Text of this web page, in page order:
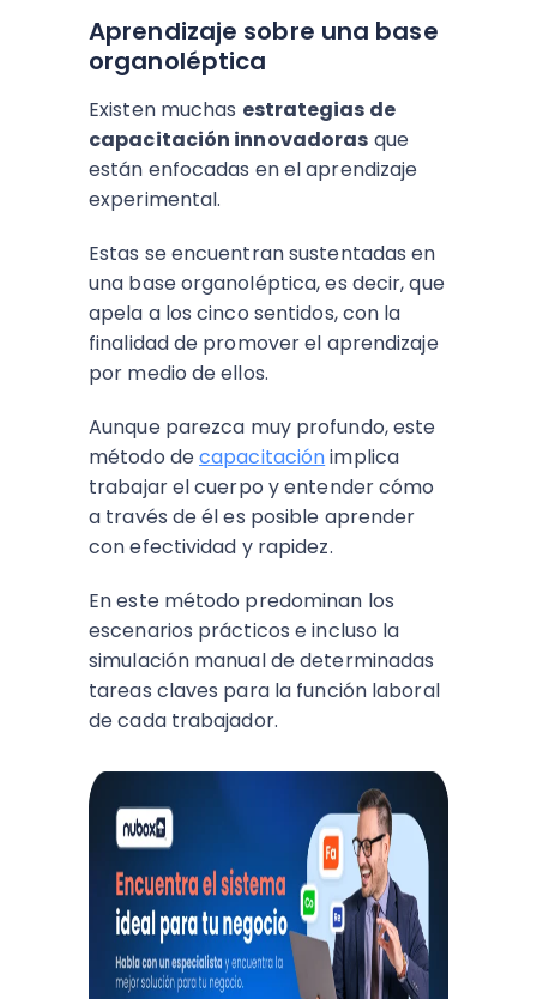
Aprendizaje sobre una base
organoléptica
Existen muchas estrategias de
capacitación innovadoras que
están enfocadas en el aprendizaje
experimental.
Estas se encuentran sustentadas en
una base organoléptica, es decir, que
apela a los cinco sentidos, con la
finalidad de promover el aprendizaje
por medio de ellos.
Aunque parezca muy profundo, este
método decapacitaciónimplica
trabajar el cuerpo y entender cómo
a través de él es posible aprender
con efectividad y rapidez.
En este método predominan los
escenarios prácticos e incluso la
simulación manual de determinadas
tareas claves para la función laboral
de cada trabajador.